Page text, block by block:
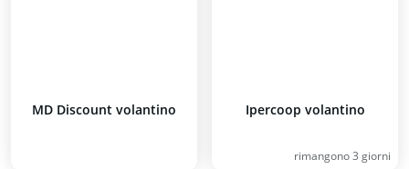
MD Discount volantino Ipercoop volantino
rimangono 3 giorni